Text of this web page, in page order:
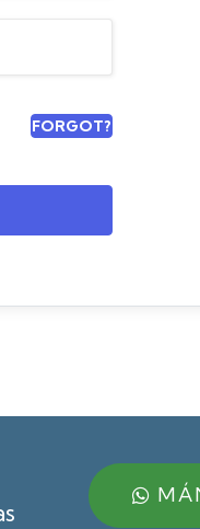
FORGOT?